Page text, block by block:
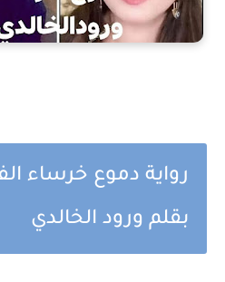
رواية دموع خرساء
بقلم ورود الخالدي